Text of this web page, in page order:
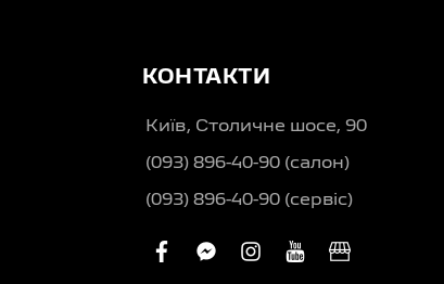
КОНТАКТИ
Київ, Столичне шосе, 90
(093) 896-40-90 (салон)
(093) 896-40-90 (сервіс)
facebook
facebook-
instagram
youtube
business